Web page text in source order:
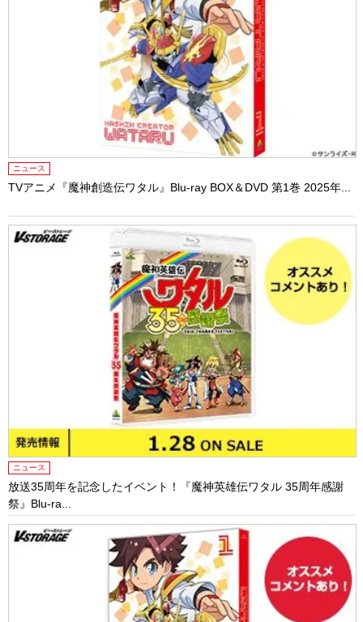
ニュース
TVアニメ『魔神創造伝ワタル』Blu-ray BOX＆DVD 第1巻 2025年...
ニュース
放送35周年を記念したイベント！『魔神英雄伝ワタル 35周年感謝
祭』Blu-ra...